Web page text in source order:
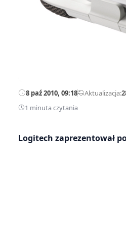
8 paź 2010, 09:18—Aktualizacja:
1 minuta czytania
Logitech zaprezentował